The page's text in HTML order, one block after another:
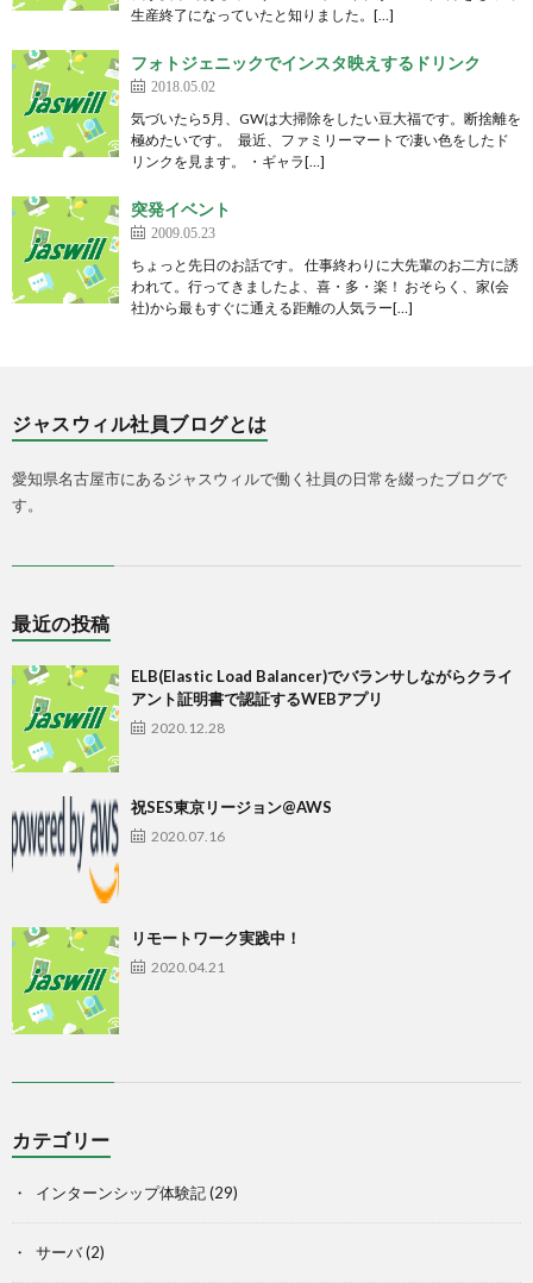
生産終了になっていたと知りました。[…]
フォトジェニックでインスタ映えするドリンク
2018.05.02
気づいたら5月、GWは大掃除をしたい豆大福です。断捨離を
極めたいです。 最近、ファミリーマートで凄い色をしたド
リンクを見ます。 ・ギャラ[…]
突発イベント
2009.05.23
ちょっと先日のお話です。 仕事終わりに大先輩のお二方に誘
われて。行ってきましたよ、喜・多・楽！ おそらく、家(会
社)から最もすぐに通える距離の人気ラー[…]
ジャスウィル社員ブログとは
愛知県名古屋市にあるジャスウィルで働く社員の日常を綴ったブログで
す。
最近の投稿
ELB(Elastic Load Balancer)でバランサしながらクライ
アント証明書で認証するWEBアプリ
2020.12.28
祝SES東京リージョン@AWS
2020.07.16
リモートワーク実践中！
2020.04.21
カテゴリー
インターンシップ体験記(29)
サーバ(2)